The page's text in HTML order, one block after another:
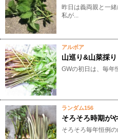
昨日は義両親と一
私が...
アルボア
山巡り&山菜採り
GWの初日は、毎年
ランダム156
そろそろ時期が
そろそろ毎年恒例